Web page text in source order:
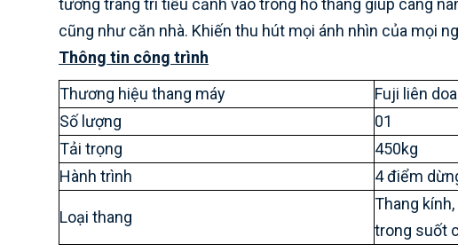
tưởng trang trí tiểu cảnh vào trong hố thang giúp càng
cũng như căn nhà. Khiến thu hút mọi ánh nhìn của mọi
Thông tin công trình
Thương hiệu thang máy
Fuji liên
Số lượng
01
Tải trọng
450kg
Hành trình
4 điểm
Loại thang
Thang
trong suốt